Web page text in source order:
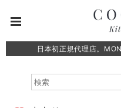
日本初正規代理店。